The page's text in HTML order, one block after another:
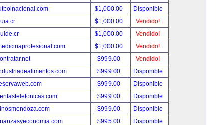
$1,000.00
Disponible
$1,000.00
Vendido!
$1,000.00
Vendido!
$1,000.00
Vendido!
$999.00
Vendido!
$999.00
Disponible
$999.00
Disponible
$999.00
Disponible
$999.00
Disponible
$995.00
Disponible